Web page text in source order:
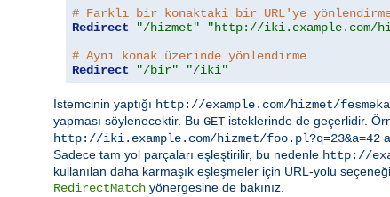
# Farklı bir konaktaki bir URL'ye
Redirect
"/hizmet"
"http://iki.example.com/
# Aynı konak üzerinde yönlendirme
Redirect
"/bir" "/iki"
İstemcinin yaptığı http://example.com/hizmet/
yapması söylenecektir. Bu GET isteklerinde de geçerlidir.
http://iki.example.com/hizmet/foo.pl?q=23&a=42
Sadece tam yol parçaları eşleştirilir, bu nedenle http://
kullanılan daha karmaşık eşleşmeler için URL-yolu
RedirectMatch yönergesine de bakınız.